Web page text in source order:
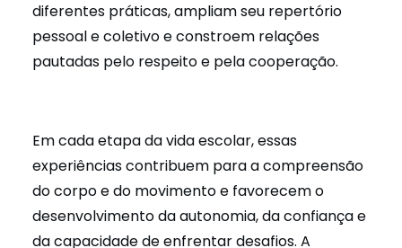
diferentes práticas, ampliam seu repertório
pessoal e coletivo e constroem relações
pautadas pelo respeito e pela cooperação.
Em cada etapa da vida escolar, essas
experiências contribuem para a compreensão
do corpo e do movimento e favorecem o
desenvolvimento da autonomia, da confiança e
da capacidade de enfrentar desafios. A